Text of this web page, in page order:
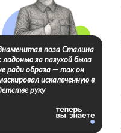
поза Сталина
ладонью за пазухой была
ради образа — так он
искалеченную в
руку